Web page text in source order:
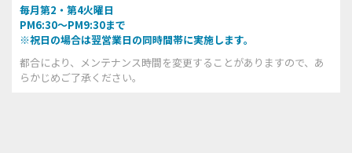
毎月第2・第4火曜日
PM6:30～PM9:30まで
※祝日の場合は翌営業日の同時間帯に実施します。
都合により、メンテナンス時間を変更することがありますので、あ
らかじめご了承ください。